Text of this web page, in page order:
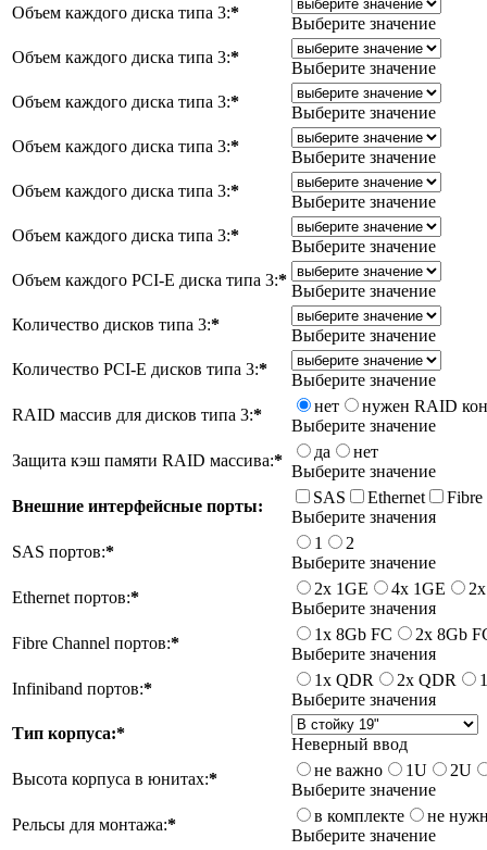
Объем каждого диска типа 3:*
Выберите значение
Объем каждого диска типа 3:*
Выберите значение
Объем каждого диска типа 3:*
Выберите значение
Объем каждого диска типа 3:*
Выберите значение
Объем каждого диска типа 3:*
Выберите значение
Объем каждого диска типа 3:*
Выберите значение
Объем каждого PCI-E диска типа 3:*
Выберите значение
Количество дисков типа 3:*
Выберите значение
Количество PCI-E дисков типа 3:*
Выберите значение
RAID массив для дисков типа 3:* нет
нужен RAID
Выберите значение
Защита кэш памяти RAID массива:* да
нет
Выберите значение
Внешние интерфейсные порты:
SAS Ethernet
Fibre
Выберите значения
SAS портов:* 1
2
Выберите значение
Ethernet портов:* 2х 1GE 4x 1GE
Выберите значения
Fibre Channel портов:* 1х 8Gb FC
2х 8Gb
Выберите значения
Infiniband портов:* 1х QDR 2х QDR
Выберите значения
Тип корпуса:*
Неверный ввод
Высота корпуса в юнитах:* не важно 1U
2U
Выберите значение
Рельсы для монтажа:* в комплекте
не
Выберите значение